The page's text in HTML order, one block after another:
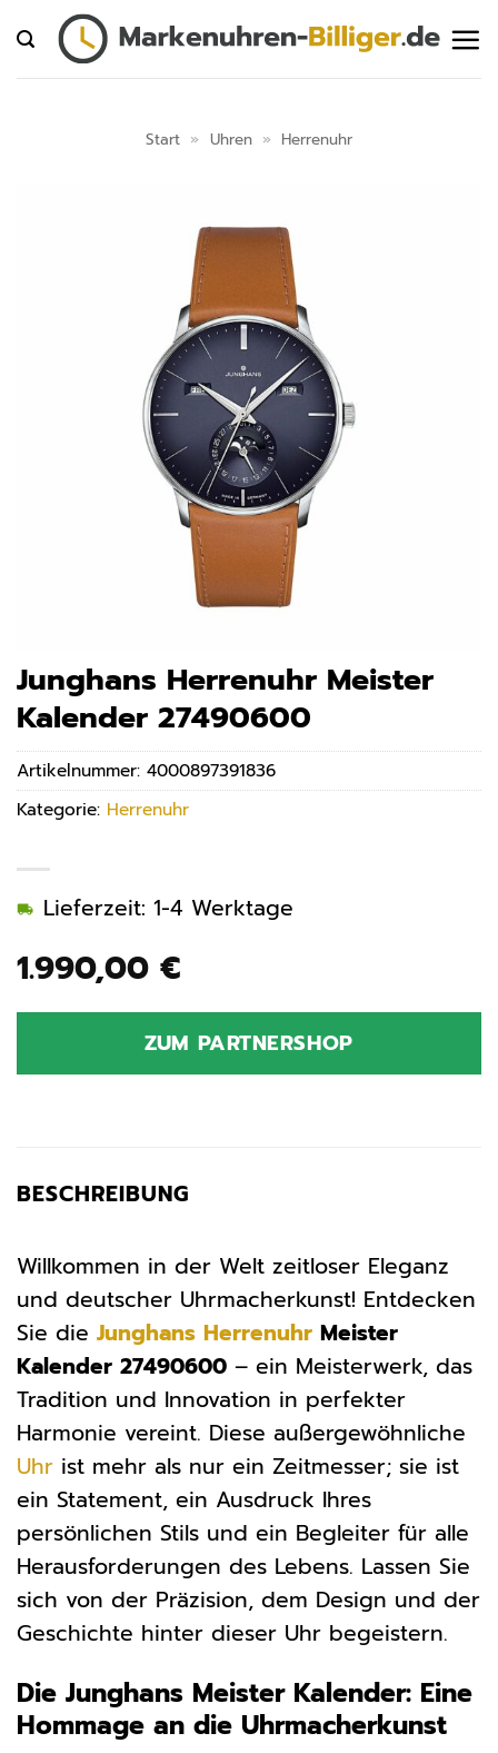
Inhalt
springen
Start » Uhren » Herrenuhr
Junghans Herrenuhr Meister
Kalender 27490600
1.990,00 €
Lieferzeit: 1-4 Werktage
ZUM PARTNERSHOP
Artikelnummer: 4000897391836
Kategorie: Herrenuhr
BESCHREIBUNG
Willkommen in der Welt zeitloser Eleganz
und deutscher Uhrmacherkunst! Entdecken
Sie die Junghans Herrenuhr Meister
Kalender 27490600 – ein Meisterwerk, das
Tradition und Innovation in perfekter
Harmonie vereint. Diese außergewöhnliche
Uhr ist mehr als nur ein Zeitmesser; sie ist
ein Statement, ein Ausdruck Ihres
persönlichen Stils und ein Begleiter für alle
Herausforderungen des Lebens. Lassen Sie
sich von der Präzision, dem Design und der
Geschichte hinter dieser Uhr begeistern.
Die Junghans Meister Kalender: Eine
Hommage an die Uhrmacherkunst